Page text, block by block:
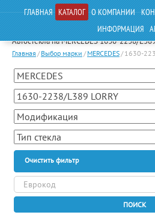
ГЛАВНАЯ КАТАЛОГ О КОМПАНИИ
ИНФОРМАЦИЯ
Автостекла на MERCEDES 1630-2238/
Главная / Выбор марки / MERCEDES/ 1630-
Очистить фильтр
ПОИСК